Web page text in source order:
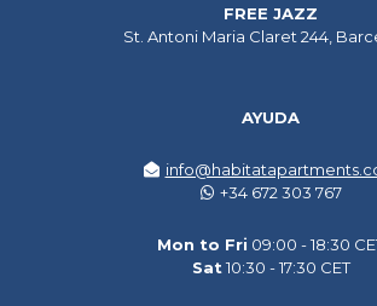
FREE JAZZ
St. Antoni Maria Claret 244,
AYUDA
+34 672 303 767
Mon to Fri 09:00 - 18:30
Sat10:30 - 17:30 CET